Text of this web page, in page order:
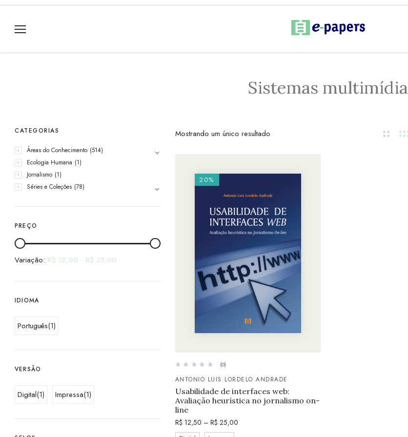
Sistemas multimídia
CATEGORIAS
Áreas do Conhecimento (514)
Ecologia Humana (1)
Jornalismo (1)
Séries e Coleções (78)
PREÇO
Variação: R$ 12,00 - R$ 25,00
IDIOMA
Português(1)
VERSÃO
Digital(1) Impressa(1)
Mostrando um único resultado
20%
(0)
ANTONIO LUIS LORDELO ANDRADE
Usabilidade de interfaces web:
Avaliação heurística no jornalismo on-
line
R$ 12,50 – R$ 25,00